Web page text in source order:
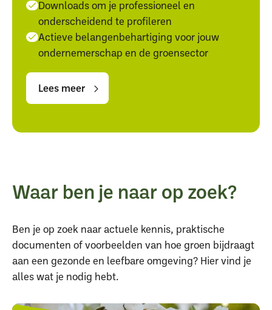
Downloads om je professioneel en
onderscheidend te profileren
Actieve belangenbehartiging voor jouw
ondernemerschap en de groensector
meer
meer
Lees meer
Waar ben je naar op zoek?
Ben je op zoek naar actuele kennis, praktische
documenten of voorbeelden van hoe groen bijdraagt
aan een gezonde en leefbare omgeving? Hier vind je
alles wat je nodig hebt.